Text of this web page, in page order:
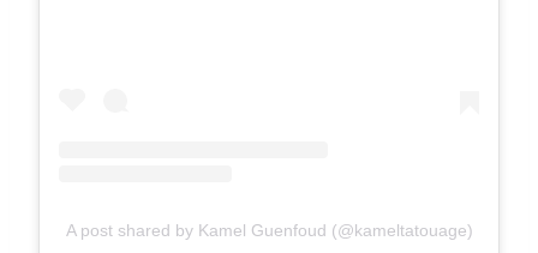
A post shared by Kamel Guenfoud (@kameltatouage)